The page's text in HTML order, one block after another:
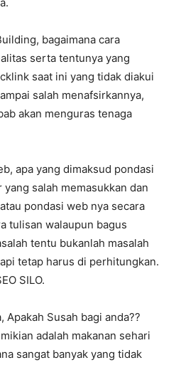
bagaimana cara
serta tentunya yang
saat ini yang tidak diakui
salah menafsirkannya,
akan menguras tenaga
apa yang dimaksud pondasi
salah memasukkan dan
pondasi web nya secara
tulisan walaupun bagus
tentu bukanlah masalah
tetap harus di perhitungkan.
SILO.
Apakah Susah bagi anda??
adalah makanan sehari
sangat banyak yang tidak